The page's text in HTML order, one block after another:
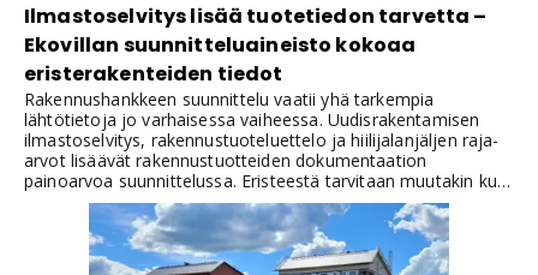
Ilmastoselvitys lisää tuotetiedon tarvetta –
Ekovillan suunnitteluaineisto kokoaa
eristerakenteiden tiedot
Rakennushankkeen suunnittelu vaatii yhä tarkempia
lähtötietoja jo varhaisessa vaiheessa. Uudisrakentamisen
ilmastoselvitys, rakennustuoteluettelo ja hiilijalanjäljen raja-
arvot lisäävät rakennustuotteiden dokumentaation
painoarvoa suunnittelussa. Eristeestä tarvitaan muutakin kuin
lämmönjohtavuus, rakennepaksuus ja U-arvo. Suunnittelussa
tarvitaan päästötietoja, rakennetyyppejä, paloteknisiä tietoja,
detaljeja ja mallinnusaineistoja suoraan hyödynnettävässä
muodossa.